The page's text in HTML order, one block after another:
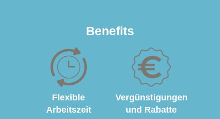
Benefits
Flexible
Arbeitszeit
Vergünstigungen
und Rabatte